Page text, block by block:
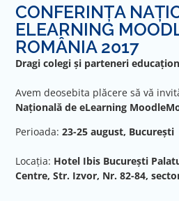
CONFERINȚA
ELEARNING
ROMÂNIA 2017
Dragi colegi și parteneri
Avem deosebita plăcere să vă
Națională de eLearning
Perioada:23-25 august, București
Locația: Hotel Ibis București
Centre, Str. Izvor, Nr. 82-84,